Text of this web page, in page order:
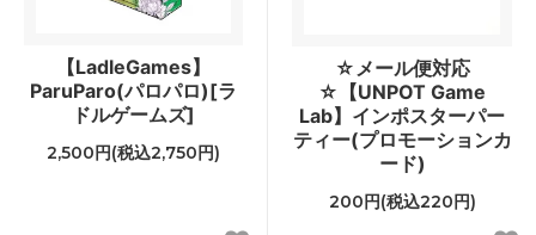
【LadleGames】
ParuParo(パロパロ)[ラ
ドルゲームズ]
2,500円(税込2,750円)
☆メール便対応
☆【UNPOT Game
Lab】インポスターパー
ティー(プロモーションカ
ード)
200円(税込220円)